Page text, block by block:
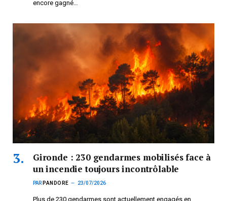
encore gagné…
Gironde : 230 gendarmes mobilisés face à
un incendie toujours incontrôlable
PAR PANDORE 23/07/2026
Plus de 230 gendarmes sont actuellement engagés en